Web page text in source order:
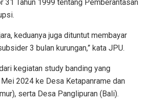
31 Tahun 1999 tentang Pemberantasan
keduanya juga dituntut membayar
3 bulan kurungan,” kata JPU.
kegiatan study banding yang
2024 ke Desa Ketapanrame dan
serta Desa Panglipuran (Bali).